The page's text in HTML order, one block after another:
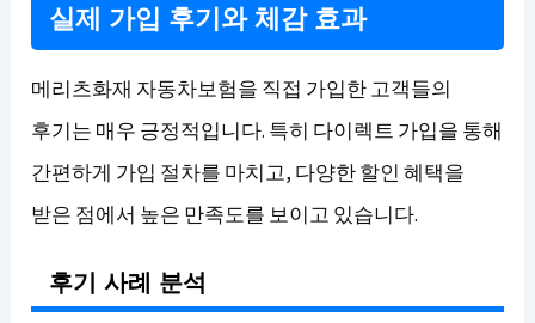
실제 가입 후기와 체감 효과
메리츠화재 자동차보험을 직접 가입한 고객들의
후기는 매우 긍정적입니다. 특히 다이렉트 가입을 통해
간편하게 가입 절차를 마치고, 다양한 할인 혜택을
받은 점에서 높은 만족도를 보이고 있습니다.
후기 사례 분석